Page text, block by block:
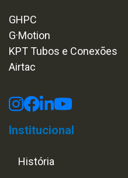
GHPC
G·Motion
KPT Tubos e Conexões
Airtac
Institucional
História